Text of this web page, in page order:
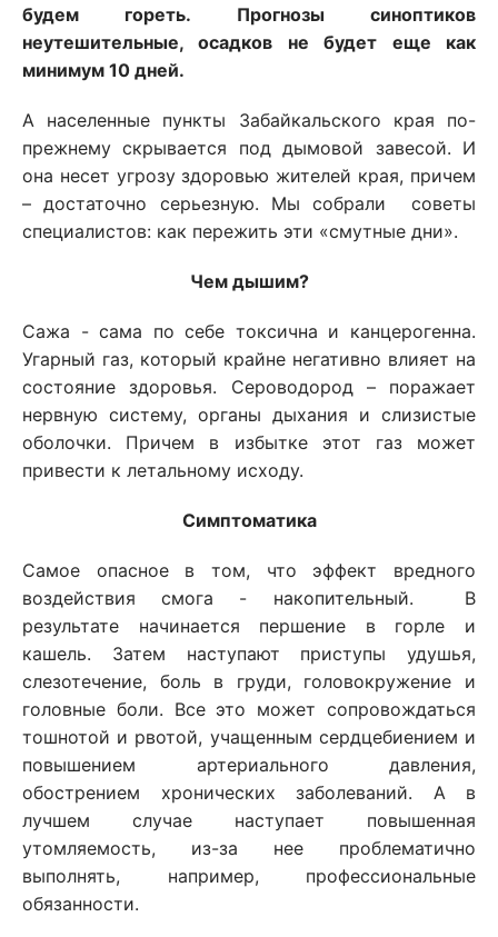
будем гореть. Прогнозы синоптиков
неутешительные, осадков не будет еще как
минимум 10 дней.
А населенные пункты Забайкальского края по-
прежнему скрывается под дымовой завесой. И
она несет угрозу здоровью жителей края, причем
– достаточно серьезную. Мы собрали советы
специалистов: как пережить эти «смутные дни».
Чем дышим?
Сажа - сама по себе токсична и канцерогенна.
Угарный газ, который крайне негативно влияет на
состояние здоровья. Сероводород – поражает
нервную систему, органы дыхания и слизистые
оболочки. Причем в избытке этот газ может
привести к летальному исходу.
Симптоматика
Самое опасное в том, что эффект вредного
воздействия смога - накопительный. В
результате начинается першение в горле и
кашель. Затем наступают приступы удушья,
слезотечение, боль в груди, головокружение и
головные боли. Все это может сопровождаться
тошнотой и рвотой, учащенным сердцебиением и
повышением артериального давления,
обострением хронических заболеваний. А в
лучшем случае наступает повышенная
утомляемость, из-за нее проблематично
выполнять, например, профессиональные
обязанности.